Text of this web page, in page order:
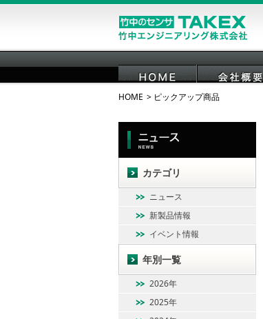
HOME
HOME ピックアップ商品
カテゴリ
ニュース
新製品情報
イベント情報
年別一覧
2026年
2025年